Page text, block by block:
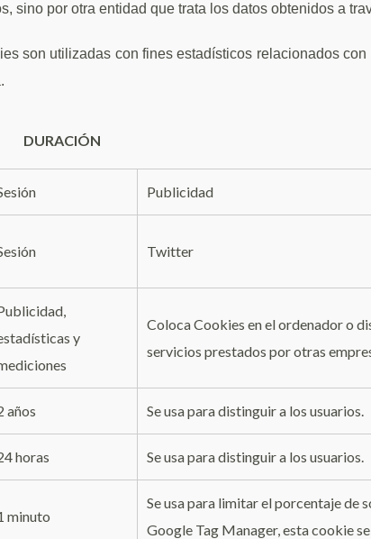
sino por otra entidad que trata los datos obtenidos a
son utilizadas con fines estadísticos relacionados
DURACIÓN
Publicidad
Twitter
y
Coloca Cookies en el ordenador o
servicios prestados por otras
años Se usa para distinguir a los usuarios.
horas Se usa para distinguir a los usuarios.
minuto
Se usa para limitar el porcentaje de
Google Tag Manager, esta cookie